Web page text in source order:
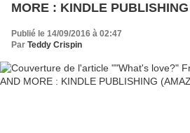
MORE : KINDLE
Publié le 14/09/2016 à 02:47
Par Teddy Crispin